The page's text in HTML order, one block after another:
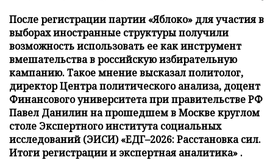
После регистрации партии «Яблоко» для участия в
выборах иностранные структуры получили
возможность использовать ее как инструмент
вмешательства в российскую избирательную
кампанию. Такое мнение высказал политолог,
директор Центра политического анализа, доцент
Финансового университета при правительстве РФ
Павел Данилин на прошедшем в Москве круглом
столе Экспертного института социальных
исследований (ЭИСИ) «ЕДГ–2026: Расстановка сил.
Итоги регистрации и экспертная аналитика» .